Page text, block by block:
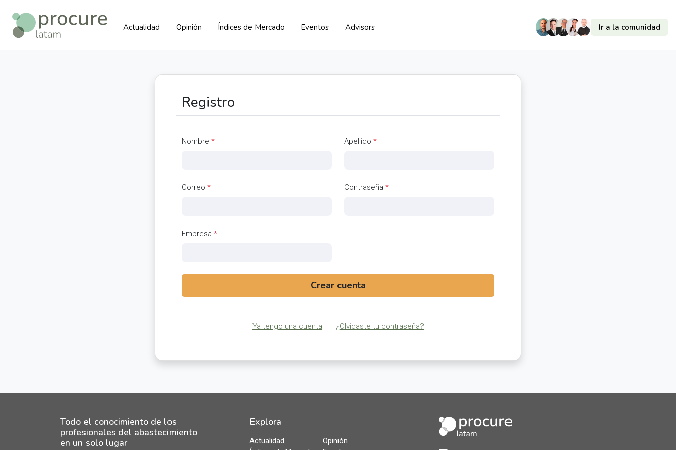
Actualidad Opinión Índices de Mercado Eventos Advisors Ir a la comunidad
Registro
Nombre * Apellido *
Correo * Contraseña *
Empresa *
Crear cuenta
Ya tengo una cuenta | ¿Olvidaste tu contraseña?
Todo el conocimiento de los
profesionales del abastecimiento
en un solo lugar
Explora
Actualidad
Opinión